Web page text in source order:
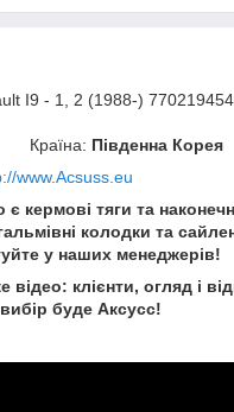
I9 - 1, 2 (1988-)
Південна Корея
www.Acsuss.eu
кермові тяги та
колодки та
у наших менеджерів!
відео: клієнти, огляд і
буде Aксусс!